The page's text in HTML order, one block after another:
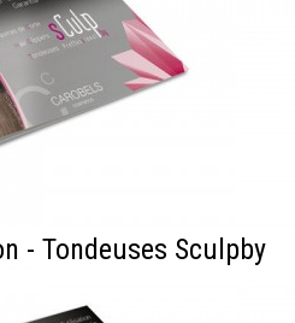
- Tondeuses Sculpby